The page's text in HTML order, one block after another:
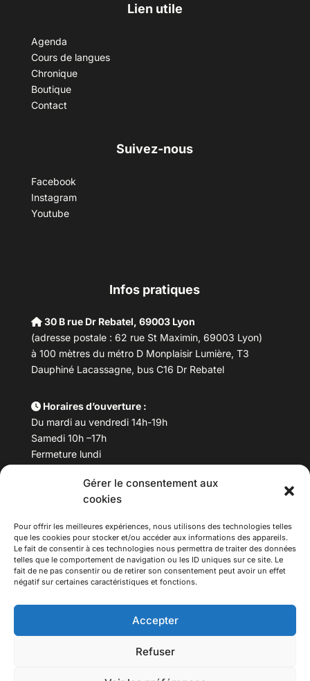
Gérer le consentement aux
cookies
Pour offrir les meilleures expériences, nous utilisons des technologies telles
que les cookies pour stocker et/ou accéder aux informations des appareils.
Le fait de consentir à ces technologies nous permettra de traiter des données
telles que le comportement de navigation ou les ID uniques sur ce site. Le
fait de ne pas consentir ou de retirer son consentement peut avoir un effet
négatif sur certaines caractéristiques et fonctions.
Accepter
Refuser
Lien utile
Agenda
Cours de langues
Chronique
Boutique
Contact
Suivez-nous
Facebook
Instagram
Youtube
Infos pratiques
30 B rue Dr Rebatel, 69003 Lyon
(adresse postale : 62 rue St Maximin, 69003 Lyon)
à 100 mètres du métro D Monplaisir Lumière, T3
Dauphiné Lacassagne, bus C16 Dr Rebatel
Horaires d’ouverture :
Du mardi au vendredi 14h-19h
Samedi 10h –17h
Fermeture lundi
Téléphone : 04 78 53 06 40
maisondesculturesasiatiques@asiexpo.com